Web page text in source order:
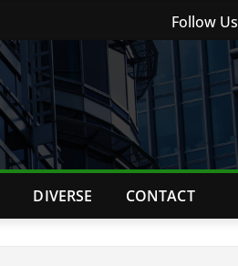
Follow Us
DIVERSE CONTACT